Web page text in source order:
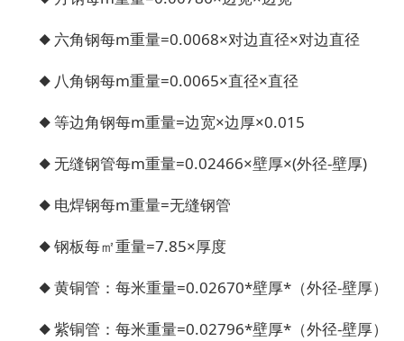
◆ 六角钢每m重量=0.0068×对边直径×对边直径
◆ 八角钢每m重量=0.0065×直径×直径
◆ 等边角钢每m重量=边宽×边厚×0.015
◆ 无缝钢管每m重量=0.02466×壁厚×(外径-壁厚)
◆ 电焊钢每m重量=无缝钢管
◆ 钢板每㎡重量=7.85×厚度
◆ 黄铜管：每米重量=0.02670*壁厚*（外径-壁厚）
◆ 紫铜管：每米重量=0.02796*壁厚*（外径-壁厚）